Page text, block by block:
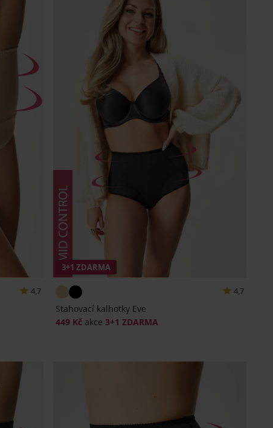
4,7
3+1 ZDARMA
4,7
Stahovací kalhotky Eve
449 Kč akce 3+1 ZDARMA